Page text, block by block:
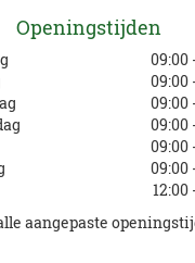
Openingstijden
09:00
09:00
09:00
09:00
09:00
09:00
12:00
aangepaste